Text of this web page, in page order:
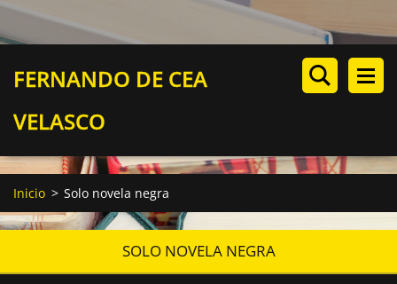
FERNANDO DE CEA
VELASCO
Inicio > Solo novela negra
SOLO NOVELA NEGRA